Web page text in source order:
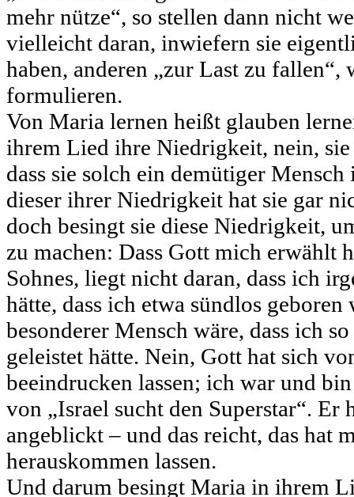
mehr nütze“, so stellen dann nicht
vielleicht daran, inwiefern sie
haben, anderen „zur Last zu fallen“,
formulieren.
Von Maria lernen heißt glauben
ihrem Lied ihre Niedrigkeit, nein,
dass sie solch ein demütiger
dieser ihrer Niedrigkeit hat sie gar
doch besingt sie diese Niedrigkeit,
zu machen: Dass Gott mich erwählt
Sohnes, liegt nicht daran, dass ich
hätte, dass ich etwa sündlos geboren
besonderer Mensch wäre, dass ich
geleistet hätte. Nein, Gott hat sich
beeindrucken lassen; ich war und
von „Israel sucht den Superstar“.
angeblickt – und das reicht, das hat
herauskommen lassen.
Und darum besingt Maria in ihrem